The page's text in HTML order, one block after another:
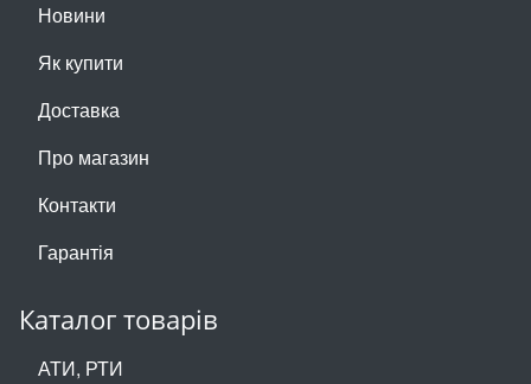
Новини
Як купити
Доставка
Про магазин
Контакти
Гарантія
Каталог товарів
АТИ, РТИ